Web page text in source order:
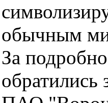
обычным
За